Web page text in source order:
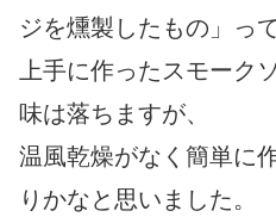
ジを燻製したもの」っ
上手に作ったスモーク
味は落ちますが、
温風乾燥がなく簡単に
りかなと思いました。